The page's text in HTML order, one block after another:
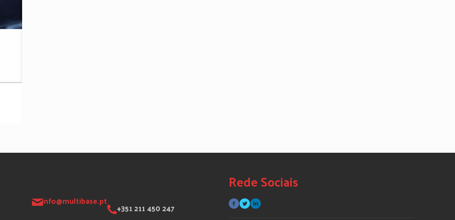
info@multibase.pt
+351 211 450 247
Rede Sociais